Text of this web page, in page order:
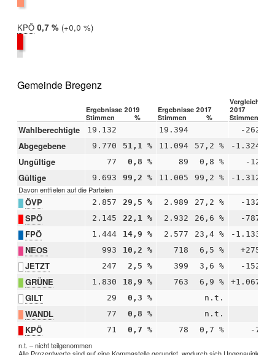
KPÖ 2019:
0,7 %
2017:
0,7 %
Differenz:
+0,0 %
Gemeinde Bregenz
Ergebnisse 2019 Ergebnisse 2017
Vergleich
2017
Stimmen
% Stimmen % Stimmen
Wahlberechtigte 19.132 19.394 -262
Abgegebene 9.770 51,1 % 11.094 57,2 % -1.324
Ungültige 77 0,8 % 89 0,8 % -12
Gültige 9.693 99,2 % 11.005 99,2 % -1.312
Davon entfielen auf die Parteien
ÖVP 2.857 29,5 % 2.989 27,2 % -132
SPÖ 2.145 22,1 % 2.932 26,6 % -787
FPÖ 1.444 14,9 % 2.577 23,4 % -1.133
NEOS 993 10,2 % 718 6,5 % +275
JETZT 247 2,5 % 399 3,6 % -152
GRÜNE 1.830 18,9 % 763 6,9 % +1.067
GILT 29 0,3 % n.t.
WANDL 77 0,8 % n.t.
KPÖ 71 0,7 % 78 0,7 % -7
n.t. – nicht teilgenommen